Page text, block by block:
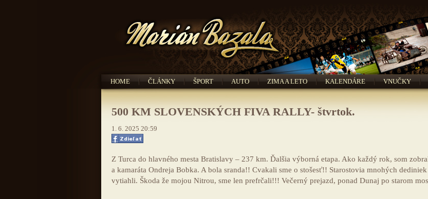
HOME ČLÁNKY ŠPORT AUTO ZIMA A LETO KALENDÁRE VNUČKY
500 KM SLOVENSKÝCH FIVA RALLY- štvrtok.
1. 6. 2025 20:59
Z Turca do hlavného mesta Bratislavy – 237 km. Ďalšia výborná etapa. Ako každý rok, som
a kamaráta Ondreja Bobka. A bola sranda!! Cvakali sme o stošesť!! Starostovia mnohých
vytiahli. Škoda že mojou Nitrou, sme len prefrčali!!! Večerný prejazd, ponad Dunaj po starom